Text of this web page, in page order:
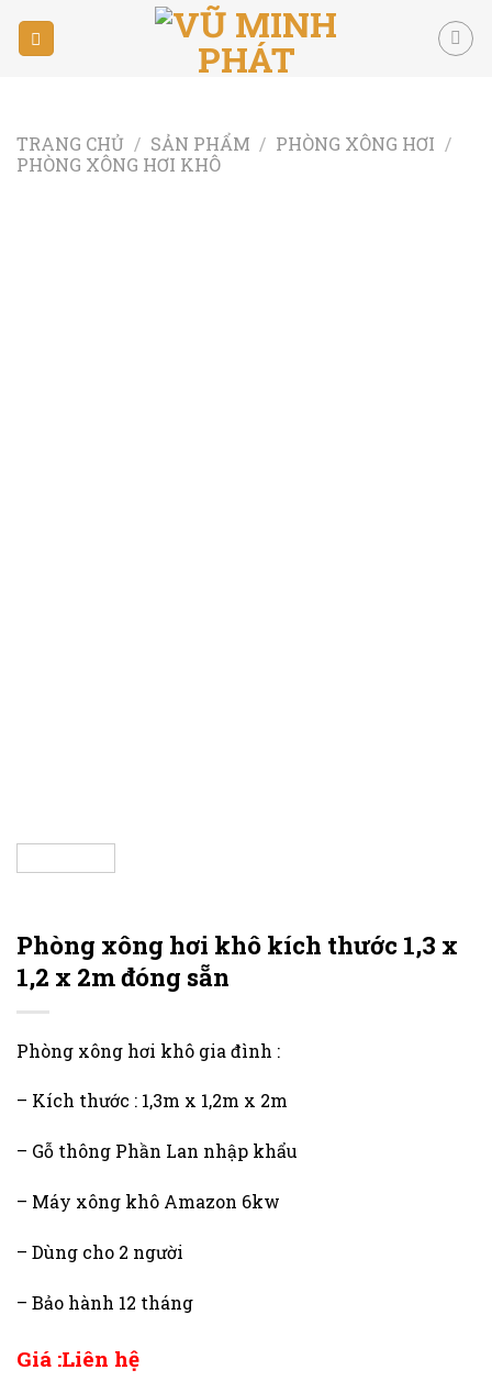
TRANG CHỦ / SẢN PHẨM / PHÒNG XÔNG HƠI /
PHÒNG XÔNG HƠI KHÔ
Phòng xông hơi khô kích thước 1,3 x
1,2 x 2m đóng sẵn
Phòng xông hơi khô gia đình :
– Kích thước : 1,3m x 1,2m x 2m
– Gỗ thông Phần Lan nhập khẩu
– Máy xông khô Amazon 6kw
– Dùng cho 2 người
– Bảo hành 12 tháng
Giá :Liên hệ